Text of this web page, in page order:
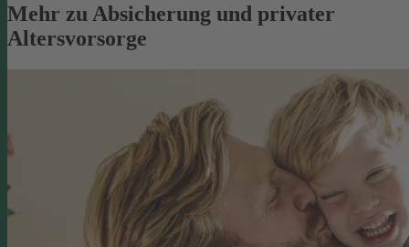
Mehr zu Absicherung und privater
Altersvorsorge